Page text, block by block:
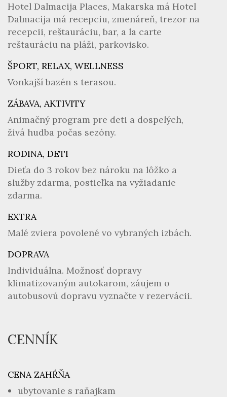
Hotel Dalmacija Places, Makarska má Hotel
Dalmacija má recepciu, zmenáreň, trezor na
recepcii, reštauráciu, bar, a la carte
reštauráciu na pláži, parkovisko.
ŠPORT, RELAX, WELLNESS
Vonkajší bazén s terasou.
ZÁBAVA, AKTIVITY
Animačný program pre deti a dospelých,
živá hudba počas sezóny.
RODINA, DETI
Dieťa do 3 rokov bez nároku na lôžko a
služby zdarma, postieľka na vyžiadanie
zdarma.
EXTRA
Malé zviera povolené vo vybraných izbách.
DOPRAVA
Individuálna. Možnosť dopravy
klimatizovaným autokarom, záujem o
autobusovú dopravu vyznačte v rezervácii.
CENNÍK
CENA ZAHŔŇA
ubytovanie s raňajkam